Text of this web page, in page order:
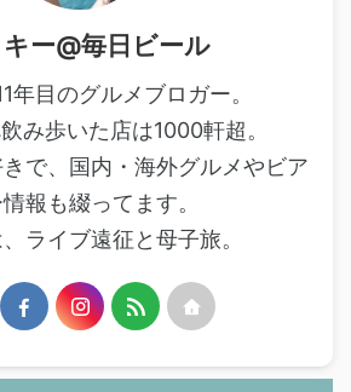
ー@毎日ビール
年目のグルメブロガー。
み歩いた店は1000軒超。
で、国内・海外グルメやビア
報も綴ってます。
ライブ遠征と母子旅。